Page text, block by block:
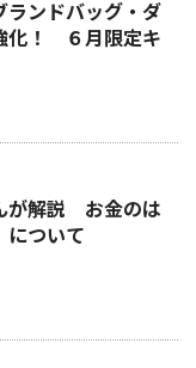
ンドバッグ・ダ
化！ ６月限定キ
が解説 お金のは
ついて